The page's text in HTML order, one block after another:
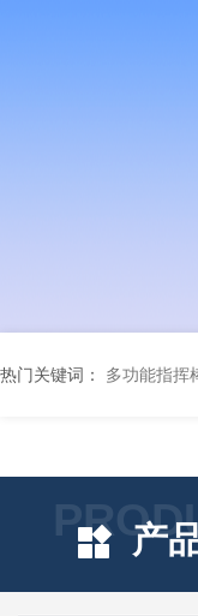
热门关键词： 多功能指挥
产